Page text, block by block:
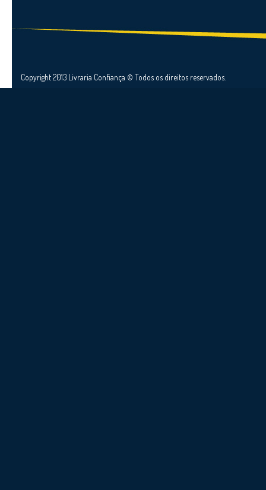
Copyright 2013 Livraria Confiança © Todos os direitos reservados.